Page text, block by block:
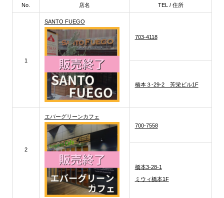
No. 店名 TEL / 住所
1
SANTO FUEGO
703-4118
橋本３-29-2 芳栄ビル1F
2
エバーグリーンカフェ
700-7558
橋本3-28-1
ミウィ橋本1F